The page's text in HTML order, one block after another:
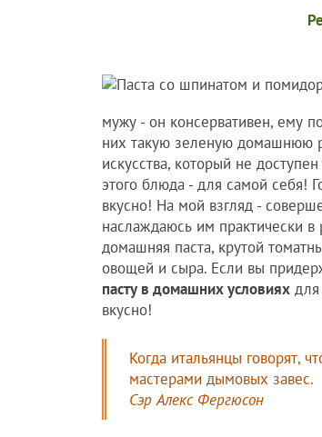
мужу - он консервативен, ему
них такую зеленую домашнюю
искусства, который не
этого блюда - для самой себя!
вкусно! На мой взгляд -
наслаждаюсь им практически
домашняя паста, крутой
овощей и сыра. Если вы
пасту в домашних условиях
вкусно!
Когда итальянцы говорят,
мастерами дымовых завес.
Сэр Алекс Фергюсон